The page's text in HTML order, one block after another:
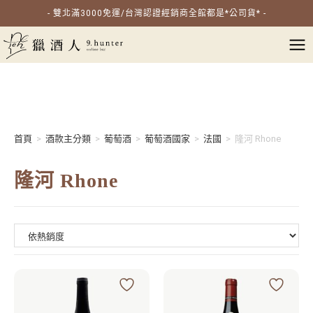
- 雙北滿3000免運/台灣認證經銷商全館都是*公司貨* -
首頁 > 酒款主分類 > 葡萄酒 > 葡萄酒國家 > 法國 > 隆河 Rhone
隆河 Rhone